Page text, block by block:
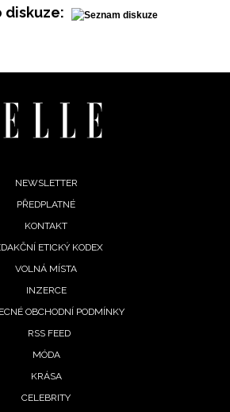
diskuze:
NEWSLETTER
PŘEDPLATNÉ
KONTAKT
ETICKÝ KODEX
VOLNÁ MÍSTA
INZERCE
OBCHODNÍ PODMÍNKY
RSS FEED
MÓDA
KRÁSA
CELEBRITY